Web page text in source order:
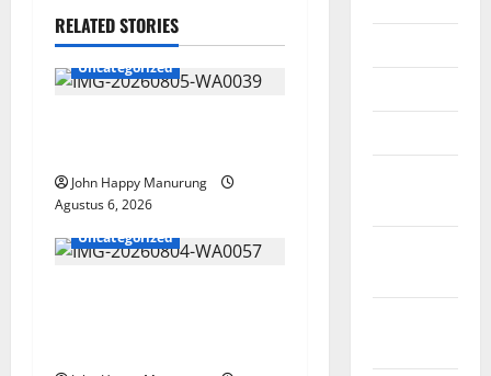
RELATED STORIES
Uncategorized
John Happy Manurung
Agustus 6, 2026
Uncategorized